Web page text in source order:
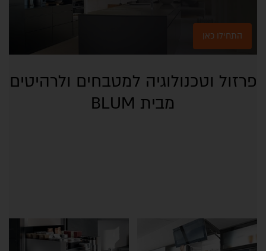
התחילו כאן
פרזול וטכנולוגיה למטבחים ולרהיטים
מבית BLUM